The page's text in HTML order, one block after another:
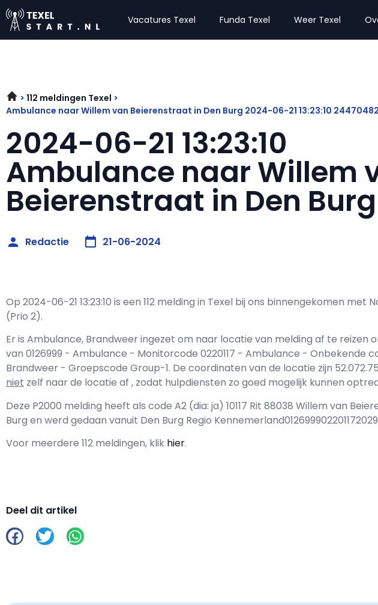
Vacatures Texel Funda Texel Weer Texel
112 meldingen Texel
Ambulance naar Willem van Beierenstraat in Den Burg 2024-06-21 13:23:10 24470482
2024-06-21 13:23:10
Ambulance naar Willem
Beierenstraat in Den Burg
Redactie 21-06-2024
Op 2024-06-21 13:23:10 is een 112 melding in Texel bij ons binnengekomen met
(Prio 2).
Er is Ambulance, Brandweer ingezet om naar locatie van melding af te reizen
van 0126999 - Ambulance - Monitorcode 0220117 - Ambulance - Onbekende
Brandweer - Groepscode Group-1. De coordinaten van de locatie zijn 52.072.754
niet zelf naar de locatie af , zodat hulpdiensten zo goed mogelijk kunnen
Deze P2000 melding heeft als code A2 (dia: ja) 10117 Rit 88038 Willem van
Burg en werd gedaan vanuit Den Burg Regio
Voor meerdere 112 meldingen, klik hier.
Deel dit artikel